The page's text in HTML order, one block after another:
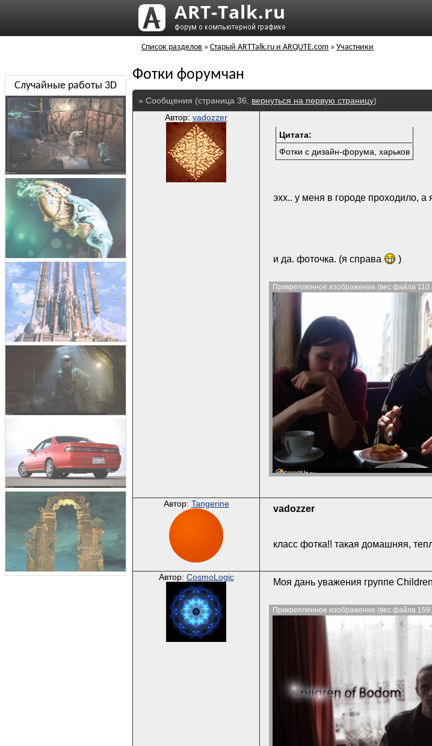
Список разделов » Старый ARTTalk.ru и ARQUTE.com » Участники
Фотки форумчан
» Сообщения (страница 36, вернуться на первую страницу)
Автор: vadozzer
Цитата:
Фотки с дизайн-форума, харьков
эхх.. у меня в городе проходило, а
и да. фоточка. (я справа )
Прикрепленное изображение (вес файла
Автор: Tangerine vadozzer
класс фотка!! такая домашняя,
Автор: CosmoLogic Моя дань уважения группе
Прикрепленное изображение (вес файла
Случайные работы 3D